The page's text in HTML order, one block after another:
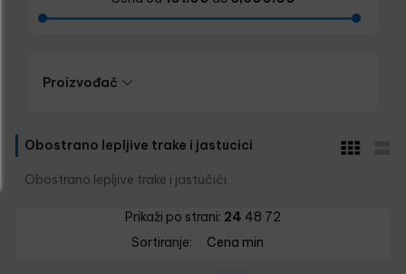
Proizvođač
Obostrano lepljive trake i jastucici
Obostrano lepljive trake i jastučići
Prikaži po strani: 24 48 72
Sortiranje:
Cena min